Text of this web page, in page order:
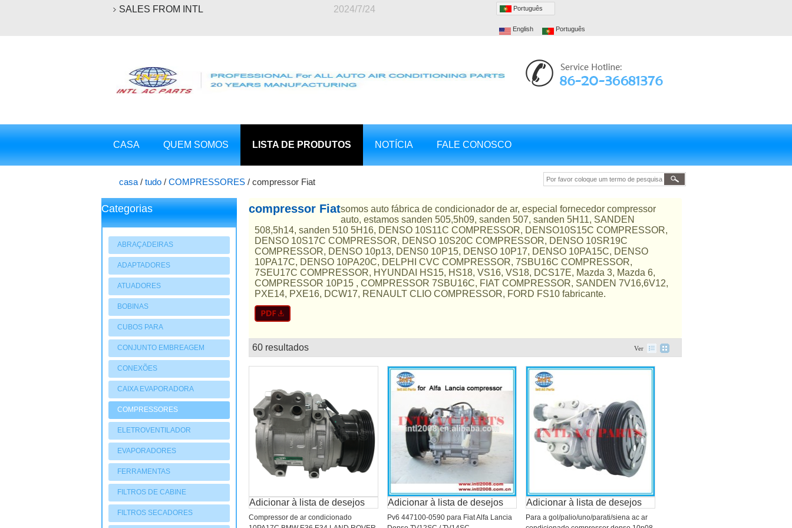
SALES FROM INTL 2024/7/24 Português
English Português
CASA QUEM SOMOS LISTA DE PRODUTOS NOTÍCIA FALE CONOSCO
casa / tudo / COMPRESSORES / compressor Fiat
Categorias
ABRAÇADEIRAS
ADAPTADORES
ATUADORES
PNEUMATIOCOS
BOBINAS
CUBOS PARA
COMPRESSORES
CONJUNTO EMBREAGEM
CONEXÕES
CAIXA EVAPORADORA
COMPRESSORES
ELETROVENTILADOR
EVAPORADORES
FERRAMENTAS
FILTROS DE CABINE
FILTROS SECADORES
compressor Fiatsomos auto fábrica de condicionador de ar, especial fornecedor compressor
auto, estamos sanden 505,5h09, sanden 507, sanden 5H11, SANDEN
508,5h14, sanden 510 5H16, DENSO 10S11C COMPRESSOR, DENSO10S15C COMPRESSOR,
DENSO 10S17C COMPRESSOR, DENSO 10S20C COMPRESSOR, DENSO 10SR19C
COMPRESSOR, DENSO 10p13, DENS0 10P15, DENSO 10P17, DENSO 10PA15C, DENSO
10PA17C, DENSO 10PA20C, DELPHI CVC COMPRESSOR, 7SBU16C COMPRESSOR,
7SEU17C COMPRESSOR, HYUNDAI HS15, HS18, VS16, VS18, DCS17E, Mazda 3, Mazda 6,
COMPRESSOR 10P15 , COMPRESSOR 7SBU16C, FIAT COMPRESSOR, SANDEN 7V16,6V12,
PXE14, PXE16, DCW17, RENAULT CLIO COMPRESSOR, FORD FS10 fabricante.
60 resultados Ver
Adicionar à lista de desejos
Compressor de ar condicionado
Adicionar à lista de desejos
Pv6 447100-0590 para Fiat Alfa Lancia
Adicionar à lista de desejos
Para a gol/palio/uno/parati/siena ac ar